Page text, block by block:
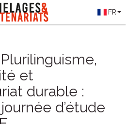
FR
et
durable :
d’étude